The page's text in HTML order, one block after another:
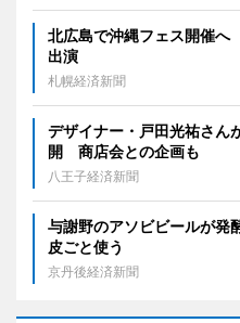
北広島で沖縄フェス開催
出演
札幌経済新聞
デザイナー・戸田光祐さん
開 商店会との企画も
八王子経済新聞
与謝野のアソビビールが
皮ごと使う
京丹後経済新聞